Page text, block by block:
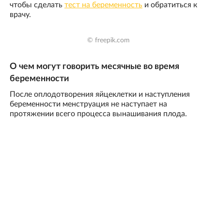
чтобы сделать тест на беременность и обратиться к
врачу.
© freepik.com
О чем могут говорить месячные во время
беременности
После оплодотворения яйцеклетки и наступления
беременности менструация не наступает на
протяжении всего процесса вынашивания плода.